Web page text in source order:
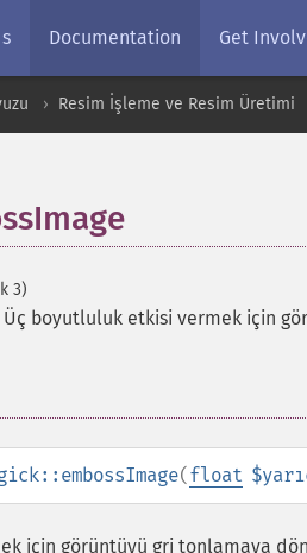
Documentation Get
Resim İşleme ve Resim Üretimi
3)
Üç boyutluluk etkisi vermek için
(float
için görüntüyü gri tonlamaya